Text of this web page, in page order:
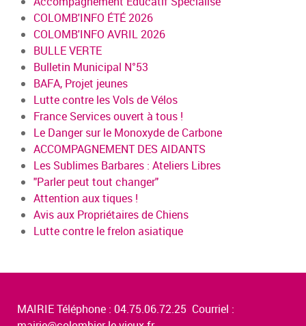
COLOMB'INFO ÉTÉ 2026
COLOMB'INFO AVRIL 2026
BULLE VERTE
Bulletin Municipal N°53
BAFA, Projet jeunes
Lutte contre les Vols de Vélos
France Services ouvert à tous !
Le Danger sur le Monoxyde de Carbone
ACCOMPAGNEMENT DES AIDANTS
Les Sublimes Barbares : Ateliers Libres
"Parler peut tout changer"
Attention aux tiques !
Avis aux Propriétaires de Chiens
Lutte contre le frelon asiatique
MAIRIE Téléphone : 04.75.06.72.25 Courriel :